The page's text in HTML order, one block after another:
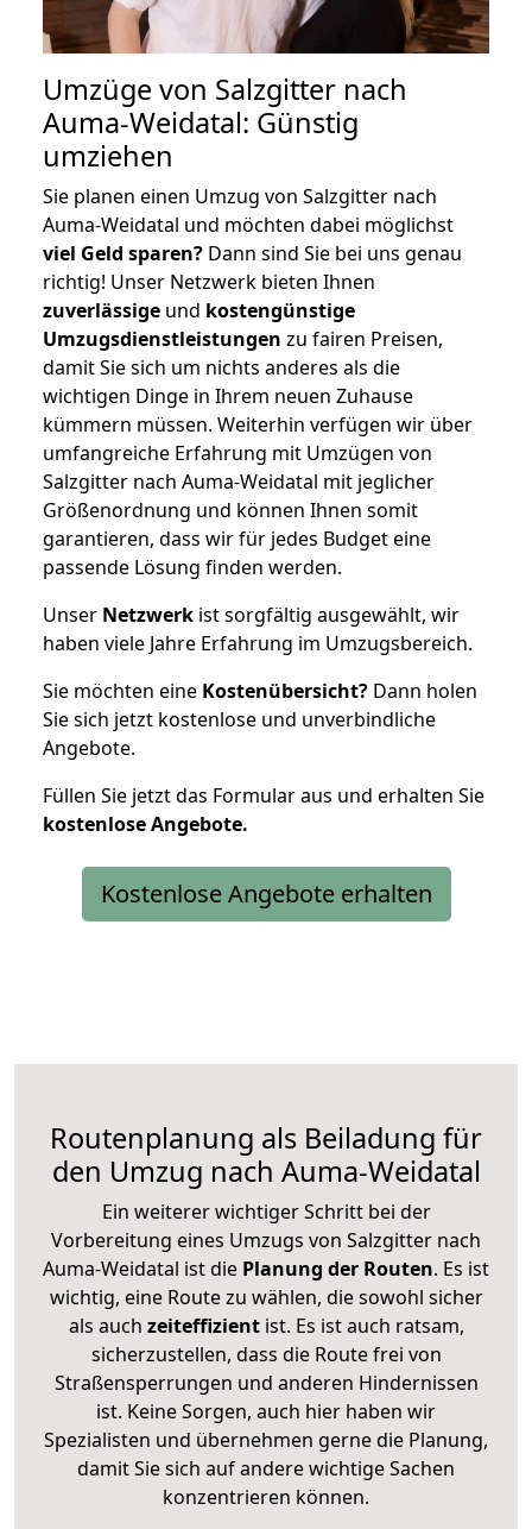
Umzüge von Salzgitter nach
Auma-Weidatal: Günstig
umziehen
Sie planen einen Umzug von Salzgitter nach
Auma-Weidatal und möchten dabei möglichst
viel Geld sparen? Dann sind Sie bei uns genau
richtig! Unser Netzwerk bieten Ihnen
zuverlässige und kostengünstige
Umzugsdienstleistungen zu fairen Preisen,
damit Sie sich um nichts anderes als die
wichtigen Dinge in Ihrem neuen Zuhause
kümmern müssen. Weiterhin verfügen wir über
umfangreiche Erfahrung mit Umzügen von
Salzgitter nach Auma-Weidatal mit jeglicher
Größenordnung und können Ihnen somit
garantieren, dass wir für jedes Budget eine
passende Lösung finden werden.
Unser Netzwerk ist sorgfältig ausgewählt, wir
haben viele Jahre Erfahrung im Umzugsbereich.
Sie möchten eine Kostenübersicht? Dann holen
Sie sich jetzt kostenlose und unverbindliche
Angebote.
Füllen Sie jetzt das Formular aus und erhalten Sie
kostenloseAngebote.
Kostenlose Angebote erhalten
Routenplanung als Beiladung für
den Umzug nach Auma-Weidatal
Ein weiterer wichtiger Schritt bei der
Vorbereitung eines Umzugs von Salzgitter nach
Auma-Weidatal ist die Planung der Routen. Es ist
wichtig, eine Route zu wählen, die sowohl sicher
als auch zeiteffizientist. Es ist auch ratsam,
sicherzustellen, dass die Route frei von
Straßensperrungen und anderen Hindernissen
ist. Keine Sorgen, auch hier haben wir
Spezialisten und übernehmen gerne die Planung,
damit Sie sich auf andere wichtige Sachen
konzentrieren können.